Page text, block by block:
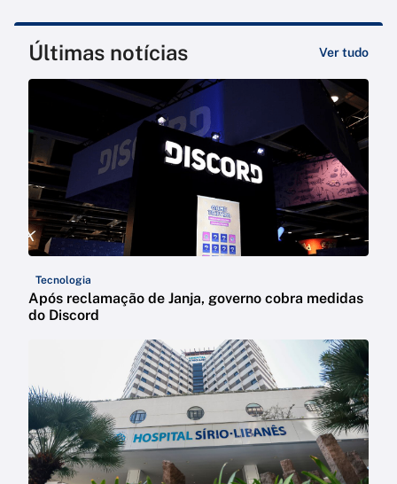
Últimas notícias Ver tudo
Tecnologia
Após reclamação de Janja, governo cobra medidas
do Discord